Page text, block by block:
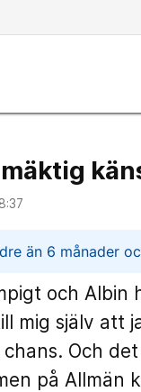
än 6 månader
och
mig själv att
Och
på Allmän